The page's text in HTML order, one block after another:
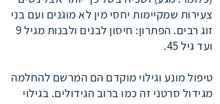
צעירות שמקיימות יחסי מין לא מוגנים ועם בני
זוג רבים. הפתרון: חיסון לבנים ולבנות מגיל 9
ועד גיל 45.
טיפול מונע וגילוי מוקדם הם המרשם להחלמה
מגידול סרטני זה כמו ברוב הגידולים. בגילוי